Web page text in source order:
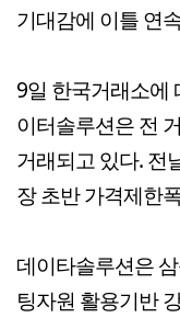
기대감에 이틀 연
9일 한국거래소에
이터솔루션은 전
거래되고 있다. 전
장 초반 가격제한
데이타솔루션은
팅자원 활용기반